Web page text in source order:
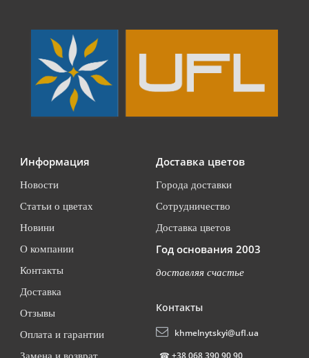
Информация
Новости
Статьи о цветах
Новини
О компании
Контакты
Доставка
Отзывы
Оплата и гарантии
Доставка цветов
Города доставки
Сотрудничество
Доставка цветов
Год основания 2003
доставляя счастье
Контакты
khmelnytskyi@ufl.ua
☎ +38 068 390 90 90